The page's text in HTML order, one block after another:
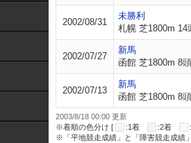
2002/08/31
未勝利
札幌 芝1800m 14
2002/07/27
新馬
函館 芝1800m 8頭
2002/07/13
新馬
函館 芝1800m 8頭
2003/8/18 00:00 更新
※着順の色分け [
:1着 :2着
※「平地競走成績」と「障害競走成績